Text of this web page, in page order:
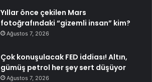
Yıllar önce çekilen Mars
fotoğrafındaki “gizemli insan” kim?
Ağustos 7, 2026
Çok konuşulacak FED iddiası! Altın,
gümüş petrol her şey sert düşüyor
Ağustos 7, 2026